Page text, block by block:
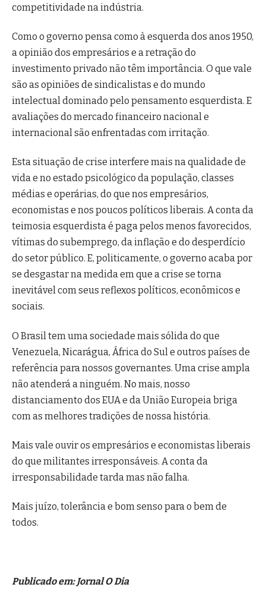
competitividade na indústria.
Como o governo pensa como à esquerda dos anos 1950,
a opinião dos empresários e a retração do
investimento privado não têm importância. O que vale
são as opiniões de sindicalistas e do mundo
intelectual dominado pelo pensamento esquerdista. E
avaliações do mercado financeiro nacional e
internacional são enfrentadas com irritação.
Esta situação de crise interfere mais na qualidade de
vida e no estado psicológico da população, classes
médias e operárias, do que nos empresários,
economistas e nos poucos políticos liberais. A conta da
teimosia esquerdista é paga pelos menos favorecidos,
vítimas do subemprego, da inflação e do desperdício
do setor público. E, politicamente, o governo acaba por
se desgastar na medida em que a crise se torna
inevitável com seus reflexos políticos, econômicos e
sociais.
O Brasil tem uma sociedade mais sólida do que
Venezuela, Nicarágua, África do Sul e outros países de
referência para nossos governantes. Uma crise ampla
não atenderá a ninguém. No mais, nosso
distanciamento dos EUA e da União Europeia briga
com as melhores tradições de nossa história.
Mais vale ouvir os empresários e economistas liberais
do que militantes irresponsáveis. A conta da
irresponsabilidade tarda mas não falha.
Mais juízo, tolerância e bom senso para o bem de
todos.
Publicado em: Jornal O Dia